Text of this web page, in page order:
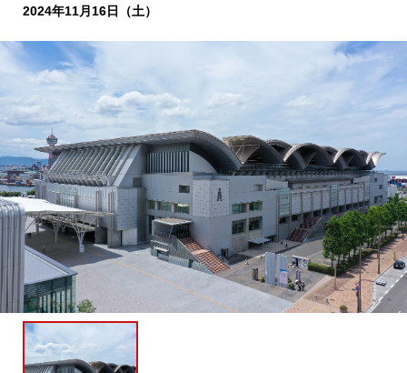
イベントを地域から探す
イベントを日程から探す
全てのイベントを見る
主催者様向けサービス
イベントレポート
2024年11月16日（土）